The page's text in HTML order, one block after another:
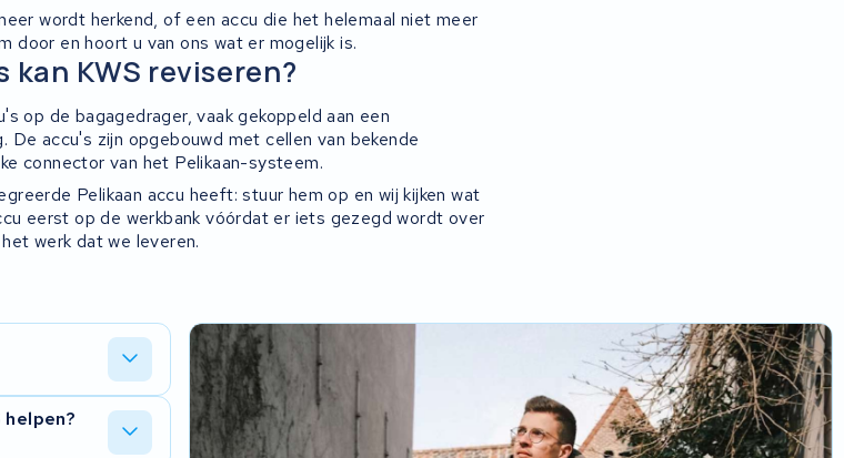
wordt herkend, of een accu die het helemaal niet meer
door en hoort u van ons wat er mogelijk is.
KWS reviseren?
op de bagagedrager, vaak gekoppeld aan een
accu's zijn opgebouwd met cellen van bekende
connector van het Pelikaan-systeem.
Pelikaan accu heeft: stuur hem op en wij kijken wat
eerst op de werkbank vóórdat er iets gezegd wordt over
werk dat we leveren.
hand is,